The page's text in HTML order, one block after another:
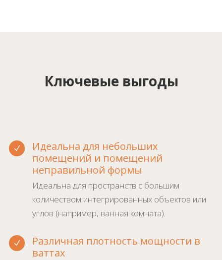
Ключевые выгоды
N
Идеальна для небольших
помещений и помещений
неправильной формы
Идеальна для пространств с большим
количеством интегрированных объектов или
углов (например, ванная комната).
N
Различная плотность мощности в
ваттах